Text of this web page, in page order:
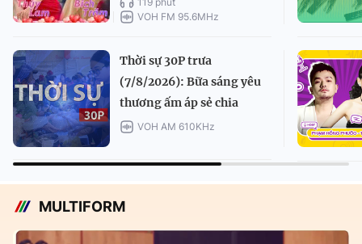
VOH FM 95.6MHz
Thời sự 30P trưa
(7/8/2026): Bữa sáng yêu
thương ấm áp sẻ chia
VOH AM 610KHz
MULTIFORM